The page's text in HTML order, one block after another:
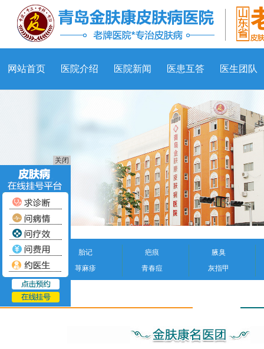
网站首页 医院介绍 医院新闻 医患互答 医生团队
胎记 疤痕
腋臭
荨麻疹
青春痘 灰指甲
疤痕
关闭